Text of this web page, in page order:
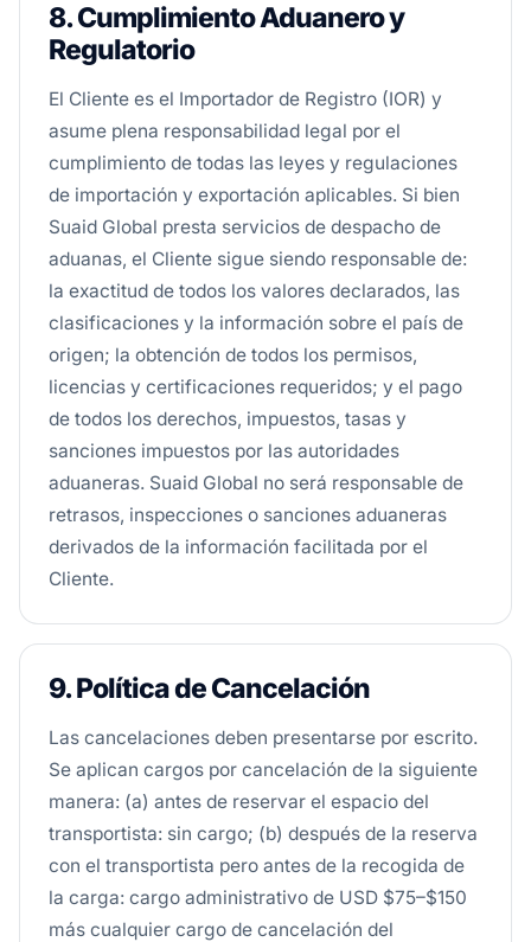
8. Cumplimiento Aduanero y
Regulatorio
El Cliente es el Importador de Registro (IOR) y
asume plena responsabilidad legal por el
cumplimiento de todas las leyes y regulaciones
de importación y exportación aplicables. Si bien
Suaid Global presta servicios de despacho de
aduanas, el Cliente sigue siendo responsable de:
la exactitud de todos los valores declarados, las
clasificaciones y la información sobre el país de
origen; la obtención de todos los permisos,
licencias y certificaciones requeridos; y el pago
de todos los derechos, impuestos, tasas y
sanciones impuestos por las autoridades
aduaneras. Suaid Global no será responsable de
retrasos, inspecciones o sanciones aduaneras
derivados de la información facilitada por el
Cliente.
9. Política de Cancelación
Las cancelaciones deben presentarse por escrito.
Se aplican cargos por cancelación de la siguiente
manera: (a) antes de reservar el espacio del
transportista: sin cargo; (b) después de la reserva
con el transportista pero antes de la recogida de
la carga: cargo administrativo de USD $75–$150
más cualquier cargo de cancelación del